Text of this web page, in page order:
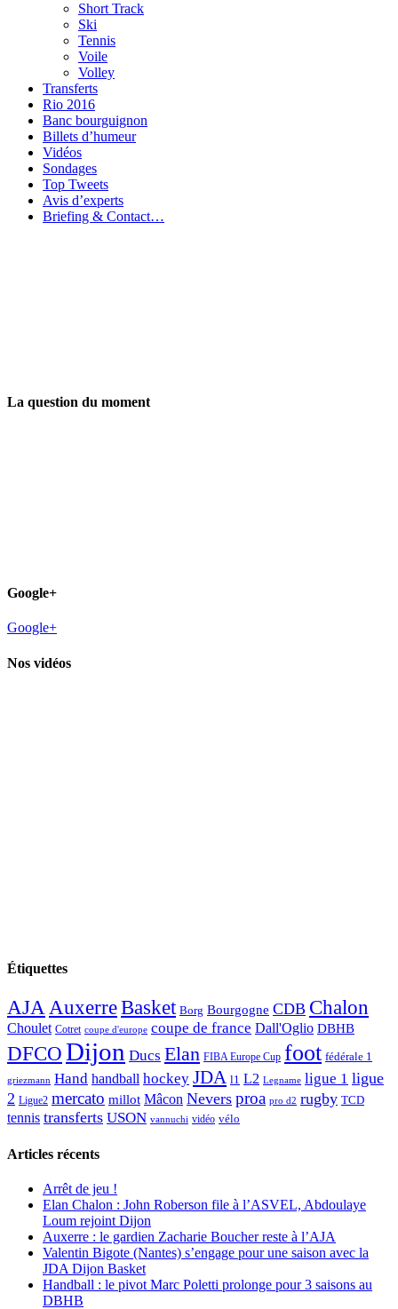
Short Track
Ski
Tennis
Voile
Volley
Transferts
Rio 2016
Banc bourguignon
Billets d’humeur
Vidéos
Sondages
Top Tweets
Avis d’experts
Briefing & Contact…
La question du moment
Google+
Google+
Nos vidéos
Étiquettes
AJAAuxerreBasket Borg Bourgogne CDB Chalon
Choulet Cotret coupe d'europe coupe de france Dall'Oglio DBHB
DFCODijon Ducs Elan FIBA Europe Cup foot fédérale 1
griezmann Hand handball hockey JDA l1 L2 Legname ligue 1 ligue
2 Ligue2 mercato millot Mâcon Nevers proa pro d2 rugby TCD
tennis transferts USON vannuchi vidéo vélo
Articles récents
Arrêt de jeu !
Elan Chalon : John Roberson file à l’ASVEL, Abdoulaye
Loum rejoint Dijon
Auxerre : le gardien Zacharie Boucher reste à l’AJA
Valentin Bigote (Nantes) s’engage pour une saison avec la
JDA Dijon Basket
Handball : le pivot Marc Poletti prolonge pour 3 saisons au
DBHB